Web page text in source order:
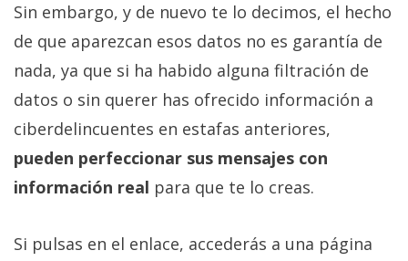
Sin embargo, y de nuevo te lo decimos, el hecho
de que aparezcan esos datos no es garantía de
nada, ya que si ha habido alguna filtración de
datos o sin querer has ofrecido información a
ciberdelincuentes en estafas anteriores,
pueden perfeccionar sus mensajes con
información real para que te lo creas.
Si pulsas en el enlace, accederás a una página